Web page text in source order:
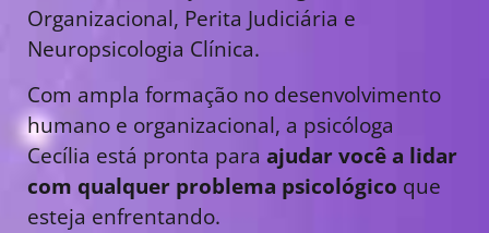
Organizacional, Perita Judiciária e
Neuropsicologia Clínica.
Com ampla formação no desenvolvimento
humano e organizacional, a psicóloga
Cecília está pronta para ajudar você a lidar
com qualquer problema psicológico que
esteja enfrentando.